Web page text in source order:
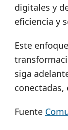
digitales y
eficiencia y
Este
siga
conectadas,
Fuente